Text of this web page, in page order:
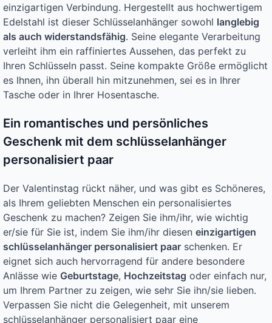
einzigartigen Verbindung. Hergestellt aus hochwertigem
Edelstahl ist dieser Schlüsselanhänger sowohl langlebig
als auch widerstandsfähig. Seine elegante Verarbeitung
verleiht ihm ein raffiniertes Aussehen, das perfekt zu
Ihren Schlüsseln passt. Seine kompakte Größe ermöglicht
es Ihnen, ihn überall hin mitzunehmen, sei es in Ihrer
Tasche oder in Ihrer Hosentasche.
Ein romantisches und persönliches
Geschenk mit dem schlüsselanhänger
personalisiert paar
Der Valentinstag rückt näher, und was gibt es Schöneres,
als Ihrem geliebten Menschen ein personalisiertes
Geschenk zu machen? Zeigen Sie ihm/ihr, wie wichtig
er/sie für Sie ist, indem Sie ihm/ihr diesen einzigartigen
schlüsselanhänger personalisiert paar schenken. Er
eignet sich auch hervorragend für andere besondere
Anlässe wie Geburtstage, Hochzeitstag oder einfach nur,
um Ihrem Partner zu zeigen, wie sehr Sie ihn/sie lieben.
Verpassen Sie nicht die Gelegenheit, mit unserem
schlüsselanhänger personalisiert paar eine